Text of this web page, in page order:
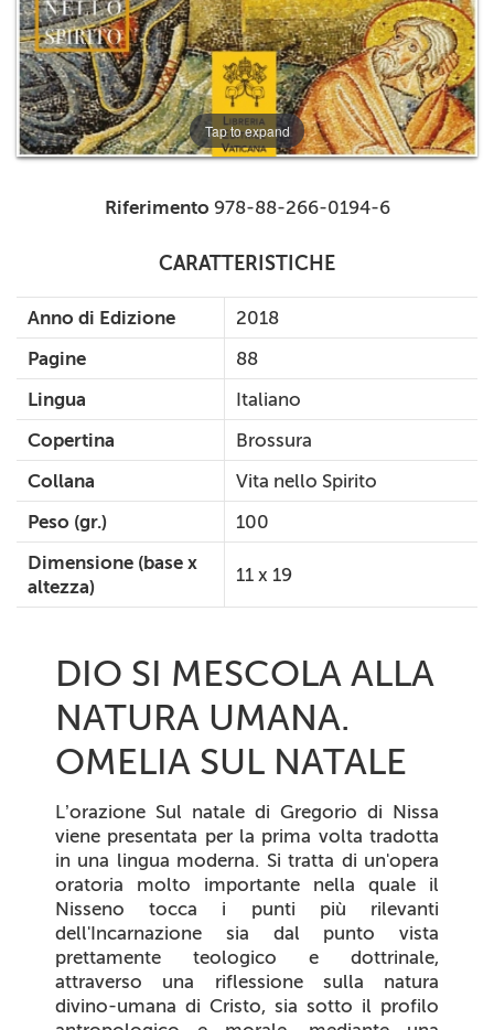
Tap to expand
Riferimento 978-88-266-0194-6
CARATTERISTICHE
Anno di Edizione
2018
Pagine
88
Lingua
Italiano
Copertina
Brossura
Collana
Vita nello Spirito
Peso (gr.)
100
Dimensione (base x
altezza)
11 x 19
DIO SI MESCOLA ALLA
NATURA UMANA.
OMELIA SUL NATALE
L’orazione Sul natale di Gregorio di Nissa
viene presentata per la prima volta tradotta
in una lingua moderna. Si tratta di un'opera
oratoria molto importante nella quale il
Nisseno tocca i punti più rilevanti
dell'Incarnazione sia dal punto vista
prettamente teologico e dottrinale,
attraverso una riflessione sulla natura
divino-umana di Cristo, sia sotto il profilo